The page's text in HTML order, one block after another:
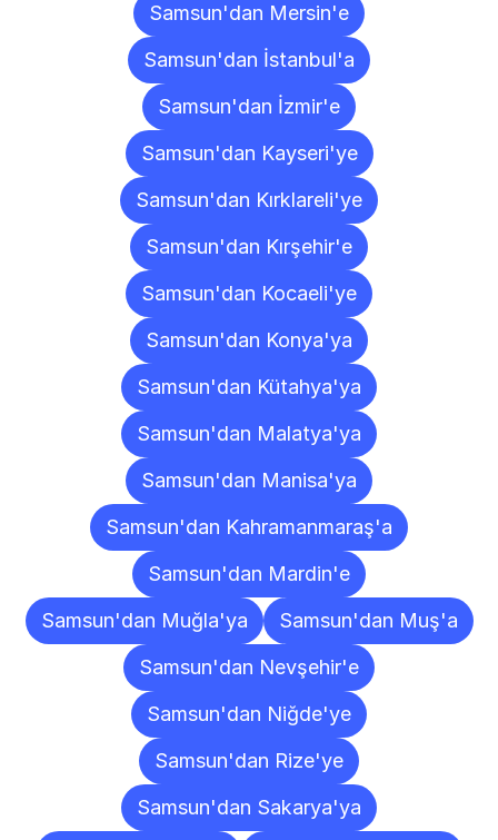
Samsun'dan Mersin'e
Samsun'dan İstanbul'a
Samsun'dan İzmir'e
Samsun'dan Kayseri'ye
Samsun'dan Kırklareli'ye
Samsun'dan Kırşehir'e
Samsun'dan Kocaeli'ye
Samsun'dan Konya'ya
Samsun'dan Kütahya'ya
Samsun'dan Malatya'ya
Samsun'dan Manisa'ya
Samsun'dan Kahramanmaraş'a
Samsun'dan Mardin'e
Samsun'dan Muğla'ya
Samsun'dan Muş'a
Samsun'dan Nevşehir'e
Samsun'dan Niğde'ye
Samsun'dan Rize'ye
Samsun'dan Sakarya'ya